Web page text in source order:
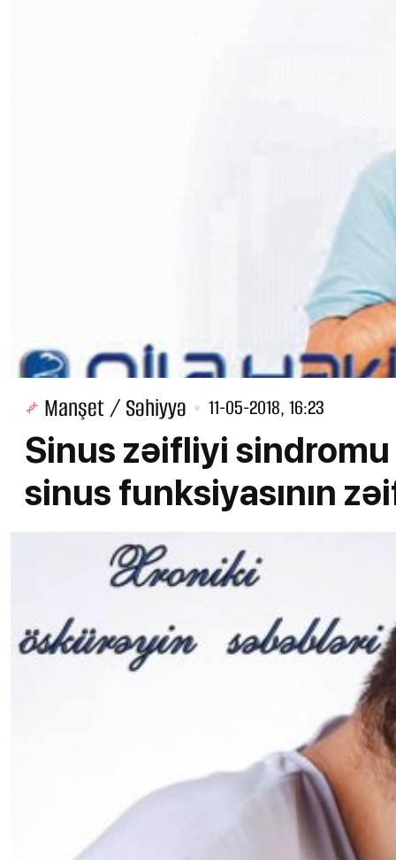
Manşet / Səhiyyə 11-05-2018, 16:23
Sinus zəifliyi sindromu
sinus funksiyasının